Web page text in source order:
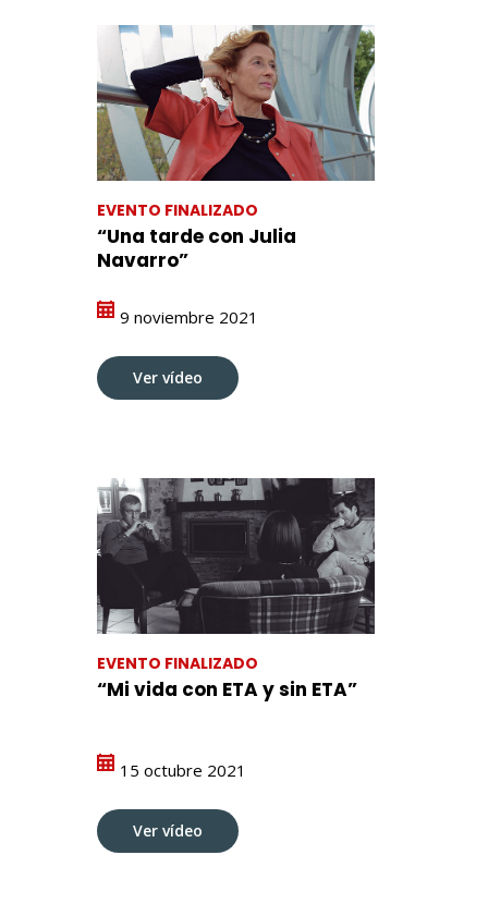
EVENTO FINALIZADO
“Una tarde con Julia
Navarro”
9 noviembre 2021
Ver vídeo
EVENTO FINALIZADO
“Mi vida con ETA y sin ETA”
15 octubre 2021
Ver vídeo